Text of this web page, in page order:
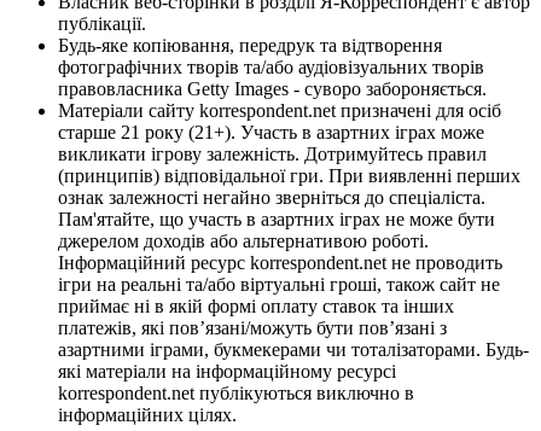
публікації.
Будь-яке копіювання, передрук та відтворення
фотографічних творів та/або аудіовізуальних творів
правовласника Getty Images - суворо забороняється.
Матеріали сайту korrespondent.net призначені для осіб
старше 21 року (21+). Участь в азартних іграх може
викликати ігрову залежність. Дотримуйтесь правил
(принципів) відповідальної гри. При виявленні перших
ознак залежності негайно зверніться до спеціаліста.
Пам'ятайте, що участь в азартних іграх не може бути
джерелом доходів або альтернативою роботі.
Інформаційний ресурс korrespondent.net не проводить
ігри на реальні та/або віртуальні гроші, також сайт не
приймає ні в якій формі оплату ставок та інших
платежів, які пов’язані/можуть бути пов’язані з
азартними іграми, букмекерами чи тоталізаторами. Будь-
які матеріали на інформаційному ресурсі
korrespondent.net публікуються виключно в
інформаційних цілях.